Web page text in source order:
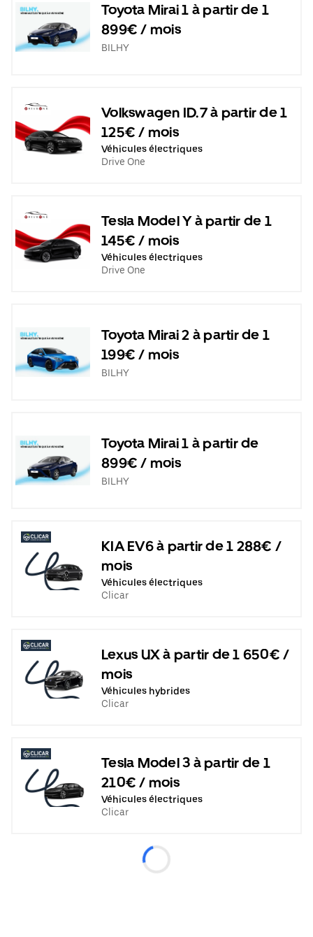
Toyota Mirai 1 à partir de 1
899€ / mois
BILHY
Volkswagen ID.7 à partir de 1
125€ / mois
Véhicules électriques
Drive One
Tesla Model Y à partir de 1
145€ / mois
Véhicules électriques
Drive One
Toyota Mirai 2 à partir de 1
199€ / mois
BILHY
Toyota Mirai 1 à partir de
899€ / mois
BILHY
KIA EV6 à partir de 1 288€ /
mois
Véhicules électriques
Clicar
Lexus UX à partir de 1 650€ /
mois
Véhicules hybrides
Clicar
Tesla Model 3 à partir de 1
210€ / mois
Véhicules électriques
Clicar